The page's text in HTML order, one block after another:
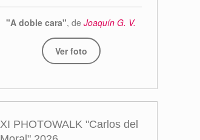
"A doble cara", de Joaquín G. V.
Ver foto
XI PHOTOWALK "Carlos del